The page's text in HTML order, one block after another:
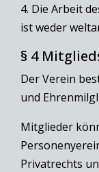
4. Die Arbeit
ist weder
§ 4
Der Verein
und
Mitglieder
Privatrechts